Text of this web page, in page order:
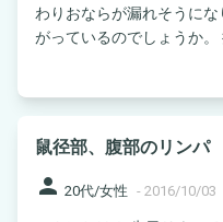
わりおならが漏れそうに
がっているのでしょうか。
鼠径部、腹部のリンパ
person 20代/女性 - 2016/10/03